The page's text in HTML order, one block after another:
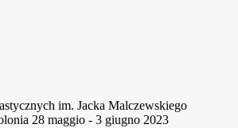
im. Jacka Malczewskiego
28 maggio - 3 giugno 2023